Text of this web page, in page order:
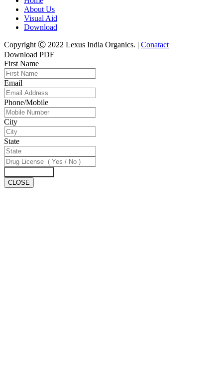
About Us
Visual Aid
Download
Copyright Ⓒ 2022 Lexus India Organics. | Conatact
Download PDF
First Name
Email
Phone/Mobile
City
State
CLOSE